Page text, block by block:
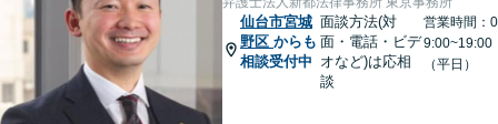
仙台市宮城
野区 からも
相談受付中
面談方法(対
面・電話・ビデ
オなど)は応相
談
営業時間：0
9:00~19:00
（平日）